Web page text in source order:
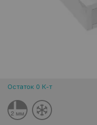
Остаток 0 К-т